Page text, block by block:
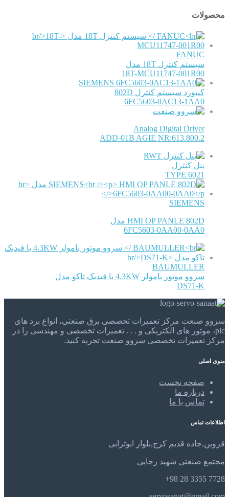
محصولات
FANUC
سیستم کنترل 18T مدل
18T-MCU11747-001R00
SIEMENS
کیبورد سیستم کنترل 802D
6FC5603-0AC13-1AA0
Analog Digital Driver
ADD-01B AGIE NR:613.800.2
RWT
پنل کنترل
TYPE 6021
SIEMENS
HMI OP PANLE 802D مدل
6FC5603-0AA00-0AA0
BAUMULLER
سروو موتور بامولر 4.3KW با فیدبک تاکو مدل
DS71-K
سروو صنعت مرکز تعمیرات تخصصی برق صنعتی، انواع برد های
plc، موتور های الکتریکی و . . . تعمیرات تخصصی و مهندسی را در
مرکز تعمیرات تخصصی سروو صنعت تجربه کنید.
منوی اصلی
صفحه نخست
درباره ما
تماس با ما
اطلاعات تماس
قزوین,جاده قدیم کرج,بلوار ابوترابی
مجتمع صنعتی شهید رجایی
7728 3355 28 98+